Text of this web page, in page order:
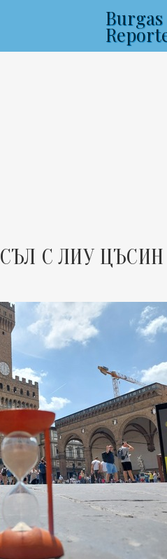
Burgas
С ЛИУ ЦЪСИН